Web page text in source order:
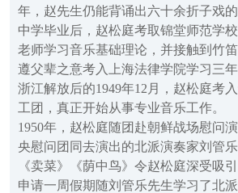
年，赵先生仍能背诵出六十余折子戏的
中学毕业后，赵松庭考取锦堂师范学
老师学习音乐基础理论，并接触到竹
遵父辈之意考入上海法律学院学习三年
浙江解放后的1949年12月，赵松庭考
工团，真正开始从事专业音乐工作。
1950年，赵松庭随团赴朝鲜战场慰问
央慰问团同去演出的北派演奏家刘管
《卖菜》《荫中鸟》令赵松庭深受吸
申请一周假期随刘管乐先生学习了北